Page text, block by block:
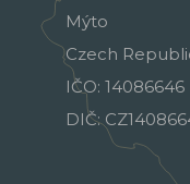
Mýto
Czech
IČO: 14086646
DIČ: